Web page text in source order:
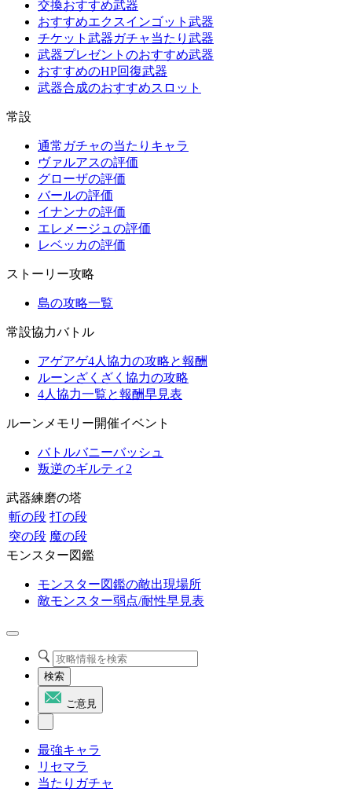
交換おすすめ武器
おすすめエクスインゴット武器
チケット武器ガチャ当たり武器
武器プレゼントのおすすめ武器
おすすめのHP回復武器
武器合成のおすすめスロット
常設
通常ガチャの当たりキャラ
ヴァルアスの評価
グローザの評価
バールの評価
イナンナの評価
エレメージュの評価
レベッカの評価
ストーリー攻略
島の攻略一覧
常設協力バトル
アゲアゲ4人協力の攻略と報酬
ルーンざくざく協力の攻略
4人協力一覧と報酬早見表
ルーンメモリー開催イベント
バトルバニーバッシュ
叛逆のギルティ2
武器練磨の塔
斬の段 打の段
突の段 魔の段
モンスター図鑑
モンスター図鑑の敵出現場所
敵モンスター弱点/耐性早見表
検索
ご意見
最強キャラ
リセマラ
当たりガチャ